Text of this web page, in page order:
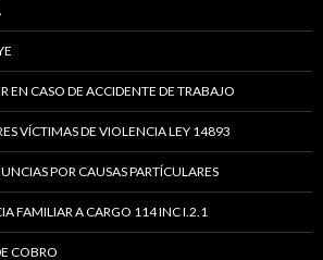
EN CASO DE ACCIDENTE DE TRABAJO
VÍCTIMAS DE VIOLENCIA LEY 14893
POR CAUSAS PARTÍCULARES
FAMILIAR A CARGO 114 INC I.2.1
COBRO